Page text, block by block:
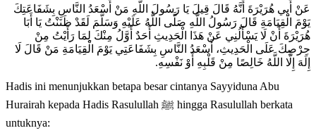
ﻋَﻦْ ﺃَﺑِﻲ ﻫُﺮَﻳْﺮَﺓَ ﺃَﻧَّﻪُ ﻗَﺎﻝَ ﻗِﻴﻞَ ﻳَﺎ ﺭَﺳُﻮﻝَ ﺍﻟﻠَّﻪِ ﻣَﻦْ ﺃَﺳْﻌَﺪُ ﺍﻟﻨَّﺎﺱِ ﺑِﺸَﻔَﺎﻋَﺘِﻚَ
ﻳَﻮْﻡَ ﺍﻟْﻘِﻴَﺎﻣَﺔِ ﻗَﺎﻝَ ﺭَﺳُﻮﻝُ ﺍﻟﻠَّﻪِ ﺻَﻠَّﻰ ﺍﻟﻠَّﻪُ ﻋَﻠَﻴْﻪِ ﻭَﺳَﻠَّﻢَ ﻟَﻘَﺪْ ﻇَﻨَﻨْﺖُ ﻳَﺎ ﺃَﺑَﺎ
ﻫُﺮَﻳْﺮَﺓَ ﺃَﻥْ ﻟَﺎ ﻳَﺴْﺄَﻟُﻨِﻲ ﻋَﻦْ ﻫَﺬَﺍ ﺍﻟْﺤَﺪِﻳﺚِ ﺃَﺣَﺪٌ ﺃَﻭَّﻝُ ﻣِﻨْﻚَ ﻟِﻤَﺎ ﺭَﺃَﻳْﺖُ ﻣِﻦْ
ﺣِﺮْﺻِﻚَ ﻋَﻠَﻰ ﺍﻟْﺤَﺪِﻳﺚِ، ﺃَﺳْﻌَﺪُ ﺍﻟﻨَّﺎﺱِ ﺑِﺸَﻔَﺎﻋَﺘِﻲ ﻳَﻮْﻡَ ﺍﻟْﻘِﻴَﺎﻣَﺔِ ﻣَﻦْ ﻗَﺎﻝَ ﻟَﺎ
ﺇِﻟَﻪَ ﺇِﻟَّﺎ ﺍﻟﻠَّﻪُ ﺧَﺎﻟِﺼًﺎ ﻣِﻦْ ﻗَﻠْﺒِﻪِ ﺃَﻭْ ﻧَﻔْﺴِﻪِ.
Hadis ini menunjukkan betapa besar cintanya Sayyiduna Abu
Hurairah kepada Hadis Rasulullah ﷺ hingga Rasulullah berkata
untuknya: